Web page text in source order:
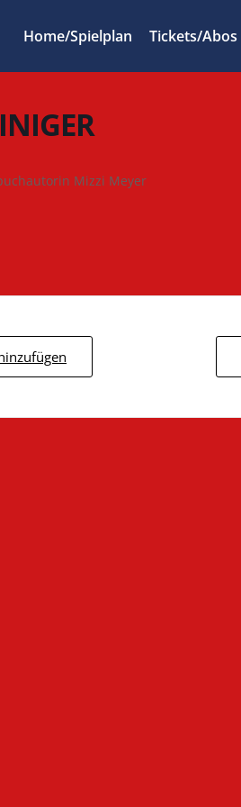
Home/Spielplan Tickets/Abos
Mizzi Meyer